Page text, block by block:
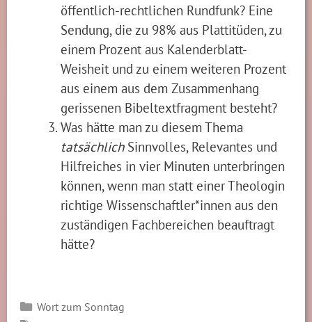
öffentlich-rechtlichen Rundfunk? Eine
Sendung, die zu 98% aus Plattitüden, zu
einem Prozent aus Kalenderblatt-
Weisheit und zu einem weiteren Prozent
aus einem aus dem Zusammenhang
gerissenen Bibeltextfragment besteht?
Was hätte man zu diesem Thema
tatsächlich Sinnvolles, Relevantes und
Hilfreiches in vier Minuten unterbringen
können, wenn man statt einer Theologin
richtige Wissenschaftler*innen aus den
zuständigen Fachbereichen beauftragt
hätte?
Kategorien
Wort zum Sonntag